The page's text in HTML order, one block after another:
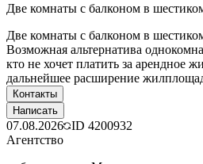
Две комнаты с балконом в
Две комнаты с балконом в
Возможная альтернатива
кто не хочет платить за арендное
дальнейшее расширение
Контакты
Написать
07.08.2026 ID 4200932
Агентство